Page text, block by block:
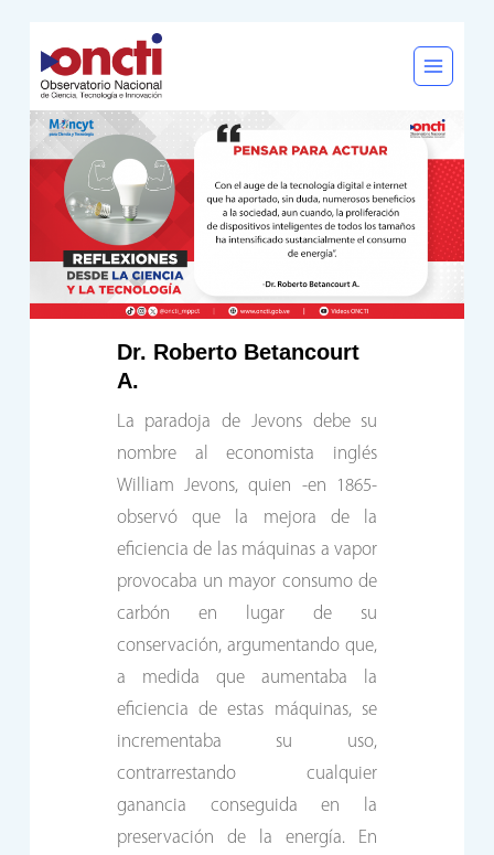
al
contenido
Dr. Roberto Betancourt
A.
La paradoja de Jevons debe su
nombre al economista inglés
William Jevons, quien -en 1865-
observó que la mejora de la
eficiencia de las máquinas a vapor
provocaba un mayor consumo de
carbón en lugar de su
conservación, argumentando que,
a medida que aumentaba la
eficiencia de estas máquinas, se
incrementaba su uso,
contrarrestando cualquier
ganancia conseguida en la
preservación de la energía. En